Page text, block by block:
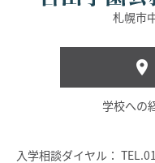
札幌市
学校への
入学相談ダイヤル：